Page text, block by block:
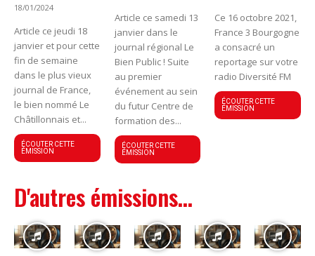
18/01/2024
Article ce jeudi 18
janvier et pour cette
fin de semaine
dans le plus vieux
journal de France,
le bien nommé Le
Châtillonnais et...
ÉCOUTER CETTE
ÉMISSION
Article ce samedi 13
janvier dans le
journal régional Le
Bien Public ! Suite
au premier
événement au sein
du futur Centre de
formation des...
ÉCOUTER CETTE
ÉMISSION
Ce 16 octobre 2021,
France 3 Bourgogne
a consacré un
reportage sur votre
radio Diversité FM
ÉCOUTER CETTE
ÉMISSION
D'autres émissions...